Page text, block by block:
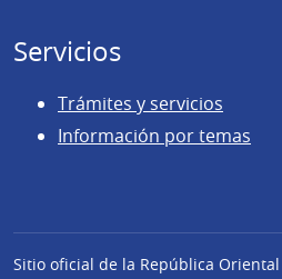
Servicios
Trámites y servicios
Información por temas
Sitio oficial de la República